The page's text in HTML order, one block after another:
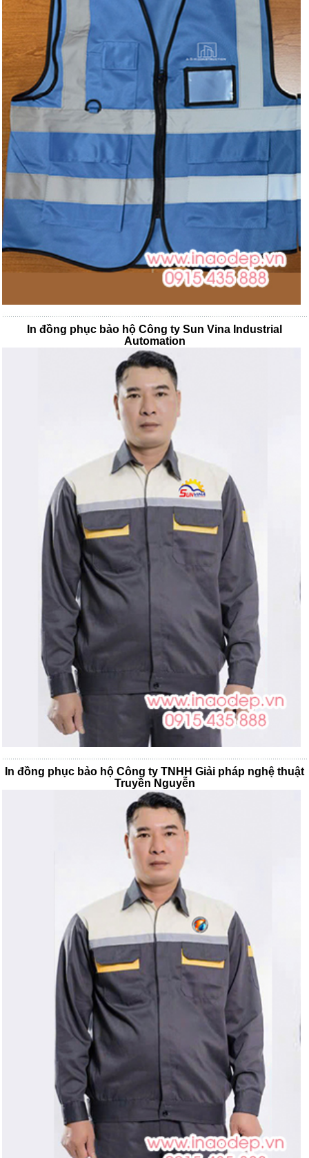
In đồng phục bảo hộ Công ty Sun Vina Industrial
Automation
In đồng phục bảo hộ Công ty TNHH Giải pháp nghệ thuật
Truyền Nguyễn